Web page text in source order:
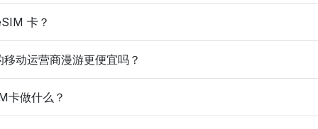
卡？
动运营商漫游更便宜吗？
卡做什么？